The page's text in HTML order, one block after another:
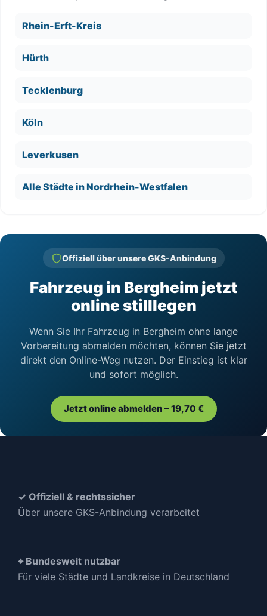
Rhein-Erft-Kreis
Hürth
Tecklenburg
Köln
Leverkusen
Alle Städte in Nordrhein-Westfalen
Offiziell über unsere GKS-Anbindung
Fahrzeug in Bergheim jetzt
online stilllegen
Wenn Sie Ihr Fahrzeug in Bergheim ohne lange
Vorbereitung abmelden möchten, können Sie jetzt
direkt den Online-Weg nutzen. Der Einstieg ist klar
und sofort möglich.
Jetzt online abmelden – 19,70 €
✓ Offiziell & rechtssicher
Über unsere GKS-Anbindung verarbeitet
⌖ Bundesweit nutzbar
Für viele Städte und Landkreise in Deutschland